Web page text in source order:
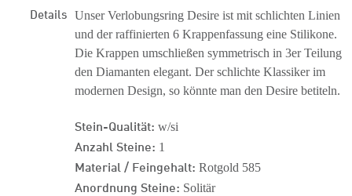
Details Unser Verlobungsring Desire ist mit schlichten Linien
und der raffinierten 6 Krappenfassung eine Stilikone.
Die Krappen umschließen symmetrisch in 3er Teilung
den Diamanten elegant. Der schlichte Klassiker im
modernen Design, so könnte man den Desire betiteln.
Stein-Qualität: w/si
Anzahl Steine: 1
Material / Feingehalt: Rotgold 585
Anordnung Steine: Solitär